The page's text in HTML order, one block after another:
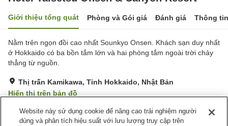
Giới thiệu tổng quát Phòng và Gói giá Đánh giá Thông
Nằm trên ngọn đồi cao nhất Sounkyo Onsen. Khách sạn duy nhất
ở Hokkaido có ba bồn tắm lớn và hai phòng tắm ngoài trời chảy
thẳng từ nguồn.
Thị trấn Kamikawa, Tỉnh Hokkaido, Nhật Bản
Hiển thị trên bản đồ
Tuyệt vời Đánh giá:202lượt
Website này sử dụng cookie để nâng cao trải nghiệm người
dùng và phân tích hiệu suất với lưu lượng truy cập trên